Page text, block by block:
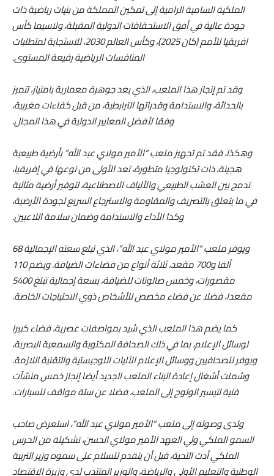
الملكية السامية الرامية إلى تمكين المملكة من بنيات رياضية ذات
جودة عالية في أفق الاستحقاقات الدولية المقبلة، ولاسيما كأس
افريقيا للأمم (كان 2025)، وكأس العالم 2030، للاستجابة لمتطلبات
المنافسات الرياضية رفيعة المستوى.
وقد تم إنجاز هذا الملعب، الذي يعد جوهرة معمارية بامتياز، تتميز
بالحداثة، والاستدامة وقدراتها الترابطية، من قبل كفاءات مغربية،
وفقا لأفضل المعايير الدولية في هذا المجال.
وهكذا، فقد تم تجهيز ملعب “الأمير مولاي عبد الله” بأرضية طبيعية
هجينة، ذات تكنولوجيا متطورة، تعد الأولى من نوعها في إفريقيا،
تدمج بين العشب الطبيعي والألياف الاصطناعية، لتوفير أرضية مثالية
في ما يتعلق بالتصريف والمقاومة والاسترجاع السريع لجودة الأرضية،
وكذا الأداء والاستدامة وضمان سلامة اللاعبين.
ويوفر ملعب “الأمير مولاي عبد الله”، الذي تبلغ سعته الإجمالية 68
ألفا و700 مقعد، ثلاثة أنواع من فضاءات الضيافة. ويضم 110
مقصورات، وخمس صالونات للضيافة، بسعة إجمالية تبلغ 5400
مقعدا، فضلا عن فضاء مخصص للأشخاص ذوي الاحتياجات الخاصة.
كما يضم هذا الملعب الذي شيد بمواصفات عصرية، فضاء كبيرا
لوسائل الإعلام، بما في ذلك الصحافة المكتوبة والسمعية البصرية،
ويوفر للصحافيين ووسائل الإعلام الآليات اللوجيستية والتقنية اللازمة.
وشملت أشغال إعادة البناء الملعب الجديد أيضا إنجاز خمس منشآت
فنية لتيسير الولوج إلى الملعب، فضلا عن ستة مواقف للسيارات.
ولدى وصوله إلى ملعب “الأمير مولاي عبد الله”، استعرض صاحب
السمو الملكي ولي العهد الأمير مولاي الحسن، تشكيلة من الحرس
الملكي أدت التحية، قبل أن يتقدم للسلام على سموه وزير التربية
الوطنية والتعليم الأولي والرياضة، والوزير المنتدب لدى وزيرة الاقتصاد